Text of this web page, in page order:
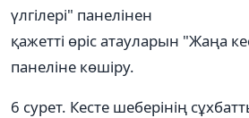
үлгілері" панелінен
қажетті өріс атауларын "Жаңа
панеліне көшіру.
6 сурет. Кесте шеберінің